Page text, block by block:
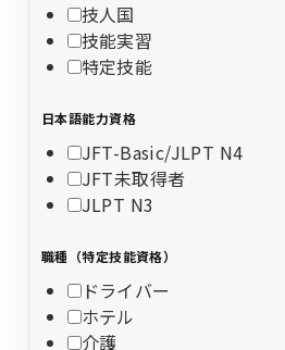
技人国
技能実習
特定技能
日本語能力資格
JFT-Basic/JLPT N4
JFT未取得者
JLPT N3
職種（特定技能資格）
ドライバー
ホテル
介護